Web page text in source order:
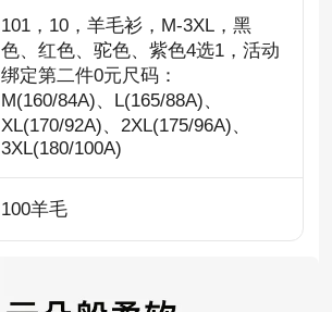
101，10，羊毛衫，M-3XL，黑
色、红色、驼色、紫色4选1，活动
绑定第二件0元尺码：
M(160/84A)、L(165/88A)、
XL(170/92A)、2XL(175/96A)、
3XL(180/100A)
100羊毛